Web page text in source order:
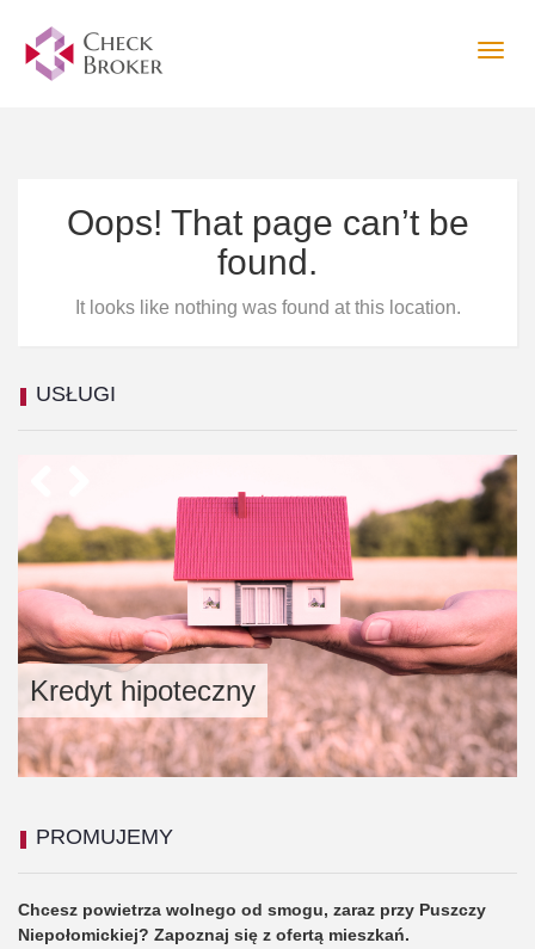
Oops! That page can’t be
found.
It looks like nothing was found at this location.
USŁUGI
Kredyt hipoteczny
Previous
Next
PROMUJEMY
Chcesz powietrza wolnego od smogu, zaraz przy Puszczy
Niepołomickiej? Zapoznaj się z ofertą mieszkań.